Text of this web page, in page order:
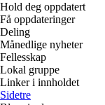
Hold deg oppdatert
Få oppdateringer
Deling
Månedlige nyheter
Fellesskap
Lokal gruppe
Linker i innholdet
Sidetre